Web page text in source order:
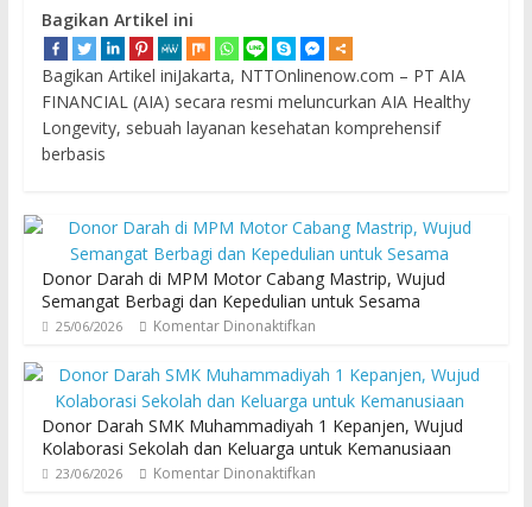
Bagikan Artikel ini
Bagikan Artikel iniJakarta, NTTOnlinenow.com – PT AIA
FINANCIAL (AIA) secara resmi meluncurkan AIA Healthy
Longevity, sebuah layanan kesehatan komprehensif
berbasis
Donor Darah di MPM Motor Cabang Mastrip, Wujud
Semangat Berbagi dan Kepedulian untuk Sesama
25/06/2026 Komentar Dinonaktifkan
Donor Darah SMK Muhammadiyah 1 Kepanjen, Wujud
Kolaborasi Sekolah dan Keluarga untuk Kemanusiaan
23/06/2026 Komentar Dinonaktifkan